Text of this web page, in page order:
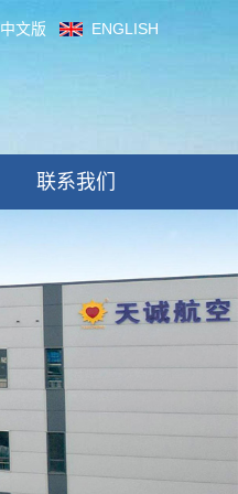
中文版 ENGLISH
联系我们